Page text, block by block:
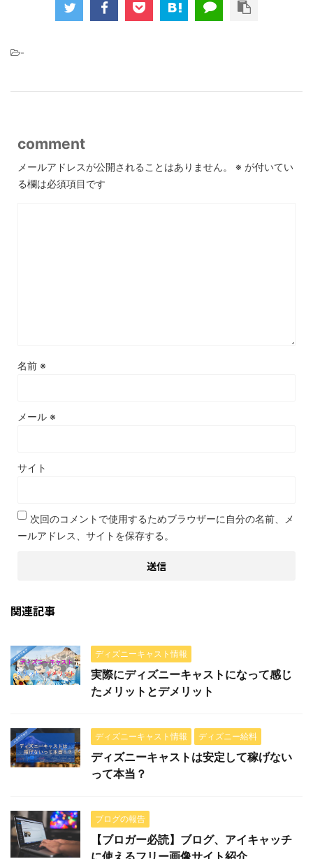
-
comment
メールアドレスが公開されることはありません。 ※ が付いてい
る欄は必須項目です
名前 ※
メール ※
サイト
次回のコメントで使用するためブラウザーに自分の名前、メ
ールアドレス、サイトを保存する。
関連記事
ディズニーキャスト情報
実際にディズニーキャストになって感じ
たメリットとデメリット
ディズニーキャスト情報 ディズニー給料
ディズニーキャストは安定して稼げない
って本当？
ブログの報告
【ブロガー必読】ブログ、アイキャッチ
に使えるフリー画像サイト紹介